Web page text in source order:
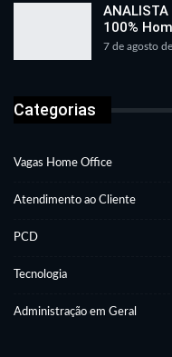
100%
7 de agosto
Categorias
Vagas Home Office
Atendimento ao Cliente
PCD
Tecnologia
Administração em Geral